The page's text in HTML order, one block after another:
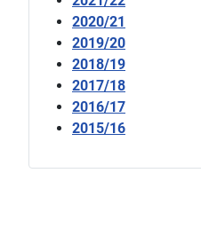
2020/21
2019/20
2018/19
2017/18
2016/17
2015/16